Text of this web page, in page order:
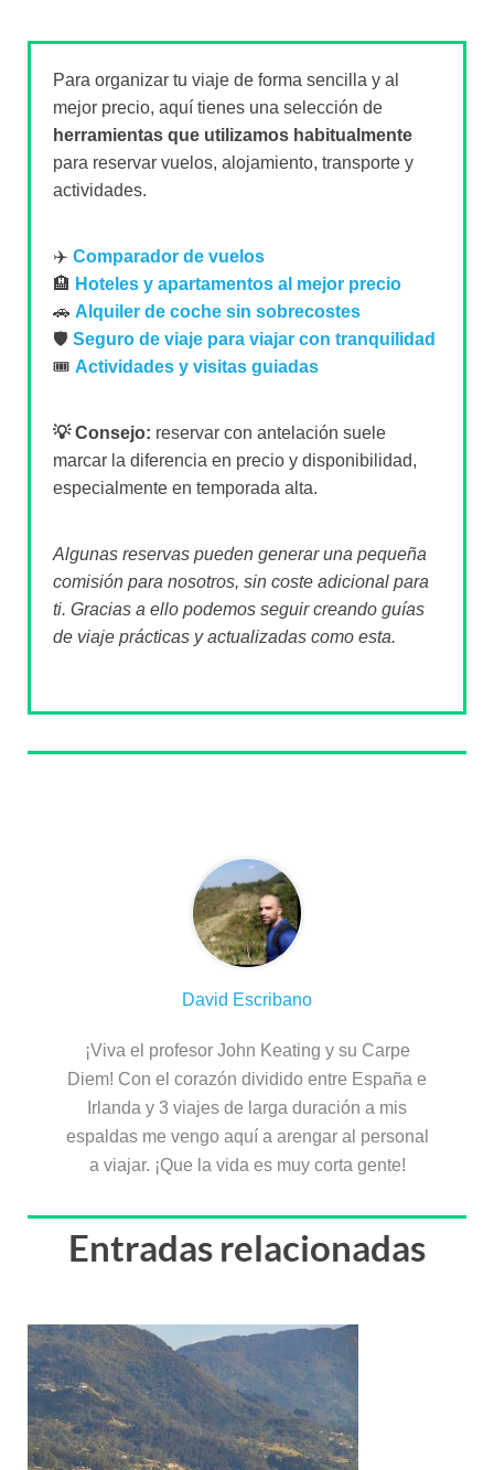
Para organizar tu viaje de forma sencilla y al
mejor precio, aquí tienes una selección de
herramientas que utilizamos habitualmente
para reservar vuelos, alojamiento, transporte y
actividades.
✈️ Comparador de vuelos
🏨 Hoteles y apartamentos al mejor precio
🚗 Alquiler de coche sin sobrecostes
🛡️ Seguro de viaje para viajar con tranquilidad
🎟️ Actividades y visitas guiadas
💡 Consejo: reservar con antelación suele
marcar la diferencia en precio y disponibilidad,
especialmente en temporada alta.
Algunas reservas pueden generar una pequeña
comisión para nosotros, sin coste adicional para
ti. Gracias a ello podemos seguir creando guías
de viaje prácticas y actualizadas como esta.
David Escribano
¡Viva el profesor John Keating y su Carpe
Diem! Con el corazón dividido entre España e
Irlanda y 3 viajes de larga duración a mis
espaldas me vengo aquí a arengar al personal
a viajar. ¡Que la vida es muy corta gente!
Entradas relacionadas